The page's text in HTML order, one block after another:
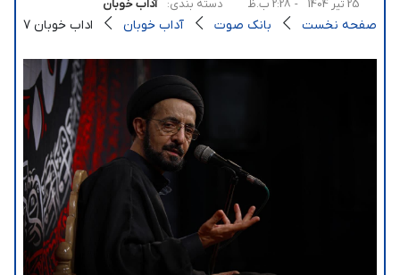
25 تیر 1404 - 2:28 ب.ظ دسته بندی: آداب خوبان
صفحه نخست بانک صوت آداب خوبان اداب خوبان 7